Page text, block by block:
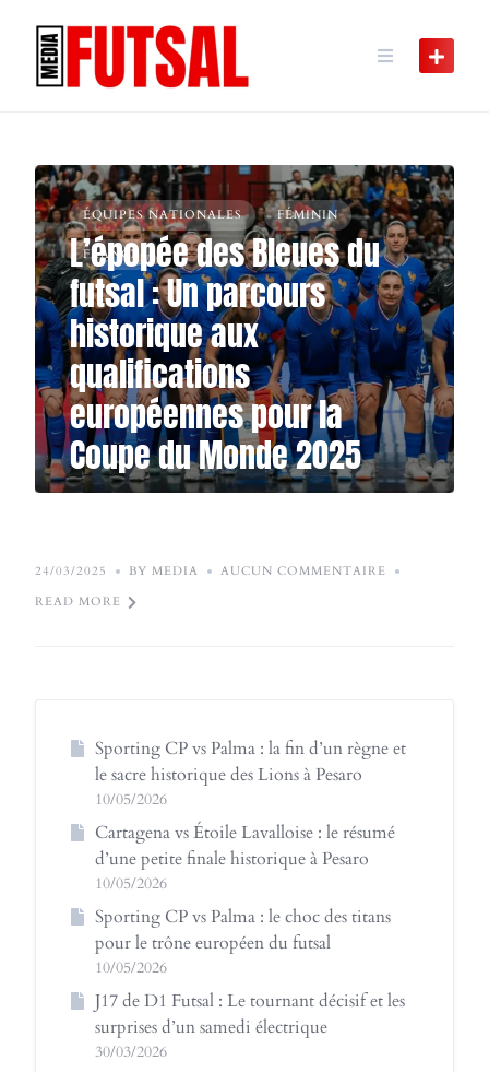
content
ÉQUIPES NATIONALES FÉMININ
FRANCE
L’épopée des Bleues du
futsal : Un parcours
historique aux
qualifications
européennes pour la
Coupe du Monde 2025
24/03/2025 BY MEDIA
AUCUN COMMENTAIRE
READ MORE
Sporting CP vs Palma : la fin d’un règne et
le sacre historique des Lions à Pesaro
10/05/2026
Cartagena vs Étoile Lavalloise : le résumé
d’une petite finale historique à Pesaro
10/05/2026
Sporting CP vs Palma : le choc des titans
pour le trône européen du futsal
10/05/2026
J17 de D1 Futsal : Le tournant décisif et les
surprises d’un samedi électrique
30/03/2026